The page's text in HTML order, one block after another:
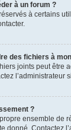
à un forum ?
à certains
des fichiers à
joints peut être
l’administrateur
?
ensemble de
donné. Contactez